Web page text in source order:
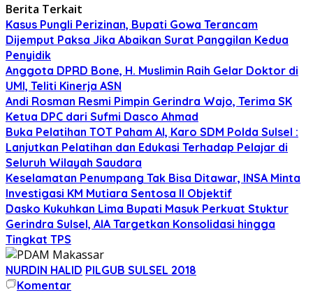
Berita Terkait
Kasus Pungli Perizinan, Bupati Gowa Terancam
Dijemput Paksa Jika Abaikan Surat Panggilan Kedua
Penyidik
Anggota DPRD Bone, H. Muslimin Raih Gelar Doktor di
UMI, Teliti Kinerja ASN
Andi Rosman Resmi Pimpin Gerindra Wajo, Terima SK
Ketua DPC dari Sufmi Dasco Ahmad
Buka Pelatihan TOT Paham AI, Karo SDM Polda Sulsel :
Lanjutkan Pelatihan dan Edukasi Terhadap Pelajar di
Seluruh Wilayah Saudara
Keselamatan Penumpang Tak Bisa Ditawar, INSA Minta
Investigasi KM Mutiara Sentosa II Objektif
Dasko Kukuhkan Lima Bupati Masuk Perkuat Stuktur
Gerindra Sulsel, AIA Targetkan Konsolidasi hingga
Tingkat TPS
NURDIN HALID PILGUB SULSEL 2018
Komentar